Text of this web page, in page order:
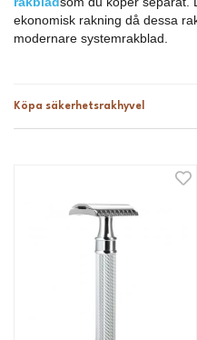
Köpa säkerhetsrakhyvel
ekonomisk rakning då dessa
modernare systemrakblad.